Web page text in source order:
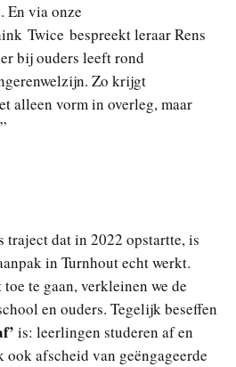
En via onze
Twice bespreekt leraar Rens
bij ouders leeft rond
Zo krijgt
alleen vorm in overleg, maar
traject dat in 2022 opstartte, is
in Turnhout echt werkt.
te gaan, verkleinen we de
en ouders. Tegelijk beseffen
is: leerlingen studeren af en
ook afscheid van geëngageerde